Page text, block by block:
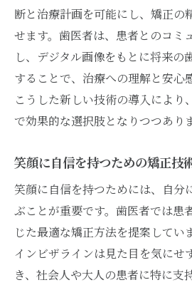
断と治療計画を可能にし、矯正の
せます。歯医者は、患者とのコミ
し、デジタル画像をもとに将来の
することで、治療への理解と安心
こうした新しい技術の導入により
で効果的な選択肢となりつつありま
笑顔に自信を持つための矯正技
笑顔に自信を持つためには、自分
ぶことが重要です。歯医者では患
じた最適な矯正方法を提案してい
インビザラインは見た目を気にせ
き、社会人や大人の患者に特に支